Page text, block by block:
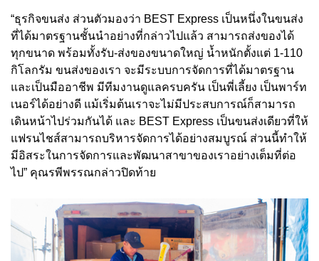
“ธุรกิจขนส่ง ส่วนตัวมองว่า BEST Express เป็นหนึ่งในขนส่ง
ที่ได้มาตรฐานชั้นนำอย่างที่กล่าวไปแล้ว สามารถส่งของได้
ทุกขนาด พร้อมทั้งรับ-ส่งของขนาดใหญ่ น้ำหนักตั้งแต่ 1-110
กิโลกรัม ขนส่งของเรา จะมีระบบการจัดการที่ได้มาตรฐาน
และเป็นมืออาชีพ มีทีมงานดูแลครบครัน เป็นพี่เลี้ยง เป็นพาร์ท
เนอร์ได้อย่างดี แม้เริ่มต้นเราจะไม่มีประสบการณ์ก็สามารถ
เดินหน้าไปร่วมกันได้ และ BEST Express เป็นขนส่งเดียวที่ให้
แฟรนไชส์สามารถบริหารจัดการได้อย่างสมบูรณ์ ส่วนนี้ทำให้
มีอิสระในการจัดการและพัฒนาสาขาของเราอย่างเต็มที่ต่อ
ไป” คุณรพีพรรณกล่าวปิดท้าย